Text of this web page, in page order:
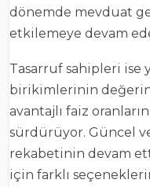
dönemde mevduat
etkilemeye devam
Tasarruf sahipleri ise
birikimlerinin
avantajlı faiz
sürdürüyor. Güncel
rekabetinin devam
için farklı